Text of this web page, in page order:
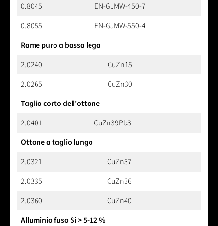
0.8045
EN-GJMW-450-7
0.8055
EN-GJMW-550-4
Rame puro a bassa lega
2.0240
CuZn15
2.0265
CuZn30
Taglio corto dell'ottone
2.0401
CuZn39Pb3
Ottone a taglio lungo
2.0321
CuZn37
2.0335
CuZn36
2.0360
CuZn40
Alluminio fuso Si > 5-12 %